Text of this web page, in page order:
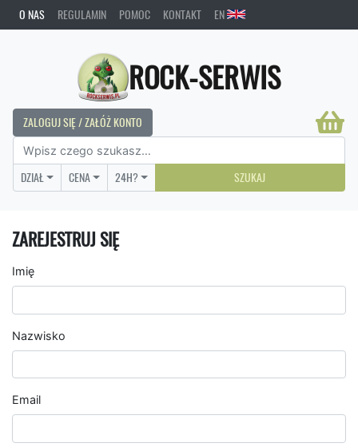
O NAS REGULAMIN POMOC KONTAKT EN
ROCK-SERWIS
ZALOGUJ SIĘ / ZAŁÓŻ KONTO
DZIAŁ CENA 24H? SZUKAJ
ZAREJESTRUJ SIĘ
Imię
Nazwisko
Email